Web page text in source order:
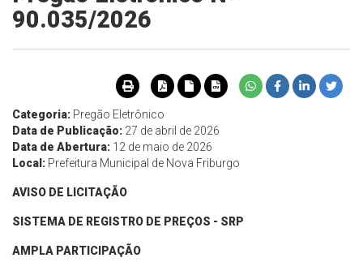
90.035/2026
Categoria: Pregão Eletrônico
Data de Publicação: 27 de abril de 2026
Data de Abertura: 12 de maio de 2026
Local: Prefeitura Municipal de Nova Friburgo
AVISO DE LICITAÇÃO
SISTEMA DE REGISTRO DE PREÇOS - SRP
AMPLA PARTICIPAÇÃO